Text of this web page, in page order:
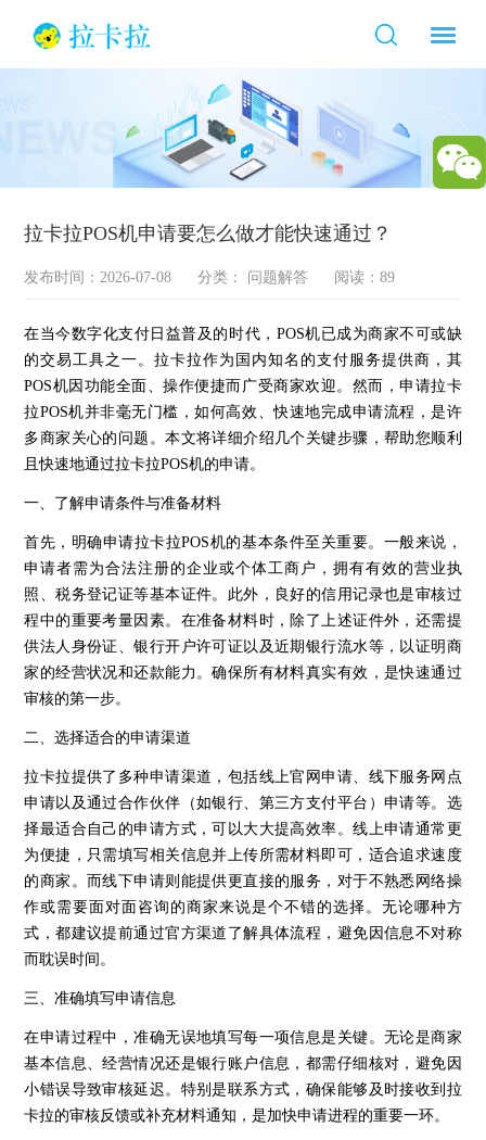
拉卡拉POS机申请要怎么做才能快速通过？
发布时间：2026-07-08 分类： 问题解答 阅读：89
在当今数字化支付日益普及的时代，POS机已成为商家不可或缺
的交易工具之一。拉卡拉作为国内知名的支付服务提供商，其
POS机因功能全面、操作便捷而广受商家欢迎。然而，申请拉卡
拉POS机并非毫无门槛，如何高效、快速地完成申请流程，是许
多商家关心的问题。本文将详细介绍几个关键步骤，帮助您顺利
且快速地通过拉卡拉POS机的申请。
一、了解申请条件与准备材料
首先，明确申请拉卡拉POS机的基本条件至关重要。一般来说，
申请者需为合法注册的企业或个体工商户，拥有有效的营业执
照、税务登记证等基本证件。此外，良好的信用记录也是审核过
程中的重要考量因素。在准备材料时，除了上述证件外，还需提
供法人身份证、银行开户许可证以及近期银行流水等，以证明商
家的经营状况和还款能力。确保所有材料真实有效，是快速通过
审核的第一步。
二、选择适合的申请渠道
拉卡拉提供了多种申请渠道，包括线上官网申请、线下服务网点
申请以及通过合作伙伴（如银行、第三方支付平台）申请等。选
择最适合自己的申请方式，可以大大提高效率。线上申请通常更
为便捷，只需填写相关信息并上传所需材料即可，适合追求速度
的商家。而线下申请则能提供更直接的服务，对于不熟悉网络操
作或需要面对面咨询的商家来说是个不错的选择。无论哪种方
式，都建议提前通过官方渠道了解具体流程，避免因信息不对称
而耽误时间。
三、准确填写申请信息
在申请过程中，准确无误地填写每一项信息是关键。无论是商家
基本信息、经营情况还是银行账户信息，都需仔细核对，避免因
小错误导致审核延迟。特别是联系方式，确保能够及时接收到拉
卡拉的审核反馈或补充材料通知，是加快申请进程的重要一环。